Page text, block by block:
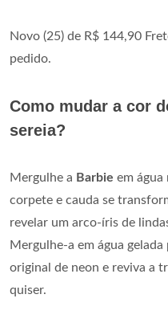
Novo (25) de R$ 144,90
pedido.
Como mudar a cor
sereia?
Mergulhe a Barbie em água
corpete e cauda se
revelar um arco-íris de
Mergulhe-a em água gelada
original de neon e reviva a
quiser.